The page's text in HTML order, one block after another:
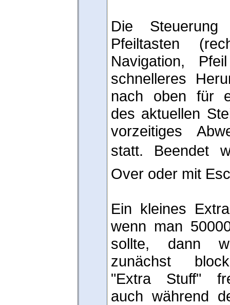
Die
Pfeiltasten
Navigation,
schnelleres
nach oben für
des aktuellen
vorzeitiges
statt. Beendet
Over oder mit
Ein kleines
wenn man
sollte, dann
zunächst
"Extra Stuff"
auch während